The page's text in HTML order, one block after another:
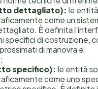
dettagliato): le
come un
È definita
specifici di costruzione,
di manovra e
specifico): le entità
come uno